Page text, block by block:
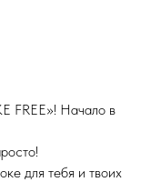
FREE»! Начало в
для тебя и твоих